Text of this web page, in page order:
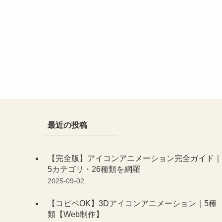
最近の投稿
【完全版】アイコンアニメーション完全ガイド｜
5カテゴリ・26種類を網羅
2025-09-02
【コピペOK】3Dアイコンアニメーション｜5種
類【Web制作】